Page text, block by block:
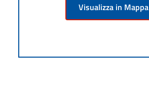
Visualizza in Mappa